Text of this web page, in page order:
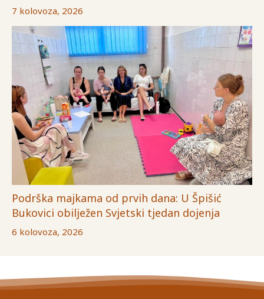
7 kolovoza, 2026
Podrška majkama od prvih dana: U Špišić
Bukovici obilježen Svjetski tjedan dojenja
6 kolovoza, 2026